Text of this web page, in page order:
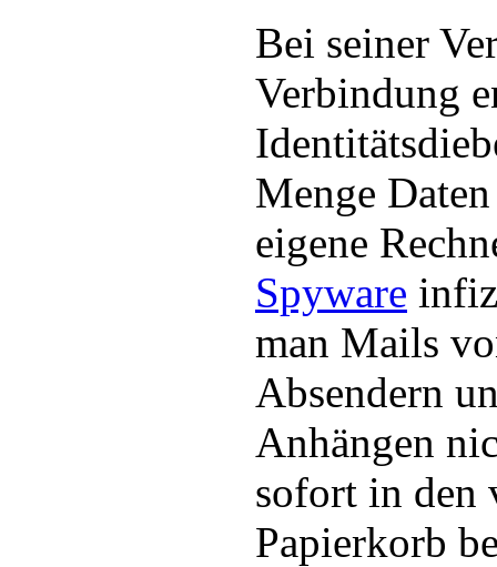
Bei seiner
Verbindung
Menge
eigene
Spyware
man Mails
Absendern
Anhängen
sofort in den
Papierkorb